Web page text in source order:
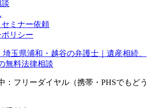
ミナー依頼
リシー
玉県浦和・越谷の弁護士｜遺産相続、
無料法律相談
：フリーダイヤル（携帯・PHSでもどう